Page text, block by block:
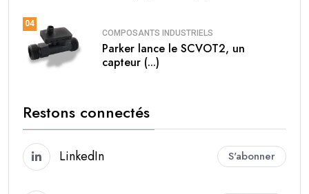
04
COMPOSANTS INDUSTRIELS
Parker lance le SCVOT2, un
capteur (...)
Restons connectés
LinkedIn S'abonner